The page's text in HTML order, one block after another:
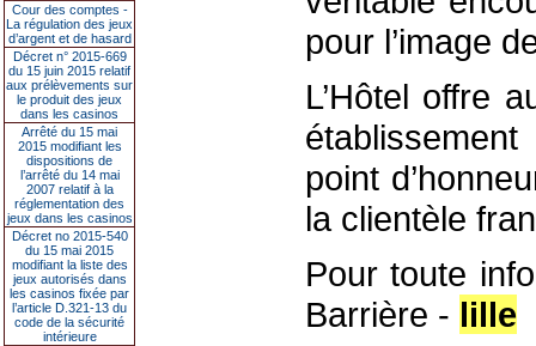
Cour des comptes -
La régulation des jeux
d’argent et de hasard
Décret n° 2015-669
du 15 juin 2015 relatif
aux prélèvements sur
le produit des jeux
dans les casinos
Arrêté du 15 mai
2015 modifiant les
dispositions de
l’arrêté du 14 mai
2007 relatif à la
réglementation des
jeux dans les casinos
Décret no 2015-540
du 15 mai 2015
modifiant la liste des
jeux autorisés dans
les casinos fixée par
l’article D.321-13 du
code de la sécurité
intérieure
pour l’image
L’Hôtel offre
point
la clientèle
Pour toute
Barrière - lille